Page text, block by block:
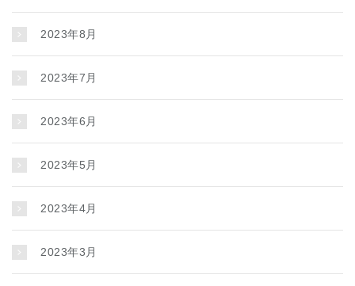
2023年8月
2023年7月
2023年6月
2023年5月
2023年4月
2023年3月